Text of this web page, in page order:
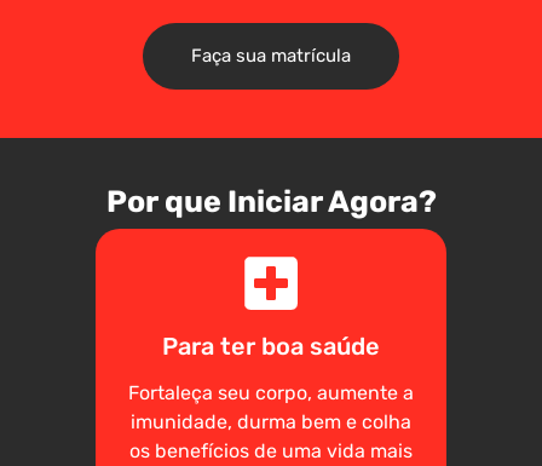
Faça sua matrícula
Por que Iniciar Agora?
Para ter boa saúde
Fortaleça seu corpo, aumente a
imunidade, durma bem e colha
os benefícios de uma vida mais